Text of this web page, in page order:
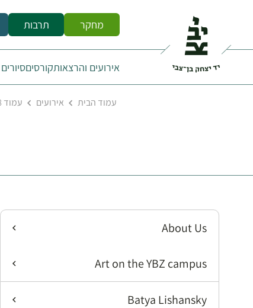
מחקר תרבות
אירועים והרצאותקורסיםסיורים
עמוד הבית אירועים עמוד 58
About Us
Art on the YBZ campus
Batya Lishansky